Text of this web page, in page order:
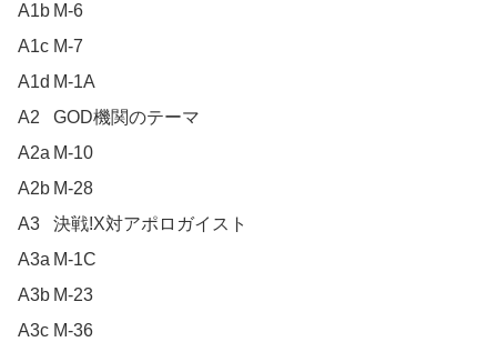
A1b	M-6
A1c	M-7
A1d	M-1A
A2	GOD機関のテーマ
A2a	M-10
A2b	M-28
A3	決戦!X対アポロガイスト
A3a	M-1C
A3b	M-23
A3c	M-36